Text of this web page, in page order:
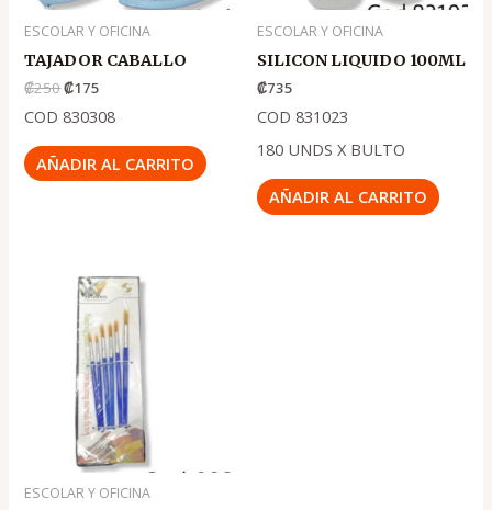
ESCOLAR Y OFICINA
TAJADOR CABALLO
₡250₡175
COD 830308
AÑADIR AL CARRITO
ESCOLAR Y OFICINA
SILICON LIQUIDO 100ML
₡735
COD 831023
180 UNDS X BULTO
AÑADIR AL CARRITO
ESCOLAR Y OFICINA